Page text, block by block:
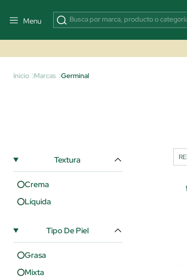
Menu
Inicio Marcas Germinal
Textura
Crema
Líquida
Tipo De Piel
Grasa
Mixta